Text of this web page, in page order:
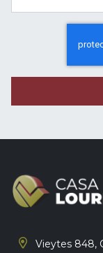
Vieytes 848,